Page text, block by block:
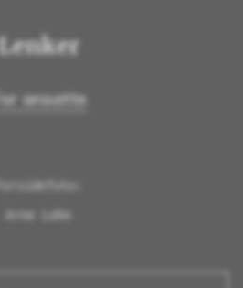
Lenker
For ansatte
Forsidefoto:
Arne Lohn